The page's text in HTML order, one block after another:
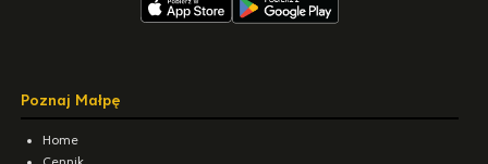
Poznaj Małpę
Home